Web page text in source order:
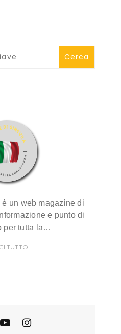
è un web magazine di
e punto di
per tutta la…
TUTTO